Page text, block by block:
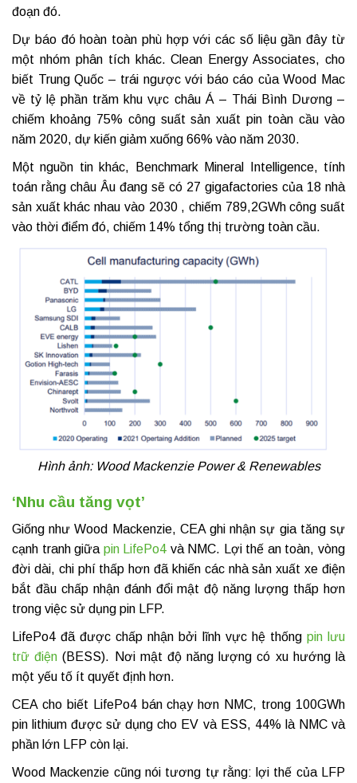
đoạn đó.
Dự báo đó hoàn toàn phù hợp với các số liệu gần đây từ
một nhóm phân tích khác. Clean Energy Associates, cho
biết Trung Quốc – trái ngược với báo cáo của Wood Mac
về tỷ lệ phần trăm khu vực châu Á – Thái Bình Dương –
chiếm khoảng 75% công suất sản xuất pin toàn cầu vào
năm 2020, dự kiến ​​giảm xuống 66% vào năm 2030.
Một nguồn tin khác, Benchmark Mineral Intelligence, tính
toán rằng châu Âu đang sẽ có 27 gigafactories của 18 nhà
sản xuất khác nhau vào 2030 , chiếm 789,2GWh công suất
vào thời điểm đó, chiếm 14% tổng thị trường toàn cầu.
Hình ảnh: Wood Mackenzie Power & Renewables
‘Nhu cầu tăng vọt’
Giống như Wood Mackenzie, CEA ghi nhận sự gia tăng sự
cạnh tranh giữa pin LifePo4 và NMC. Lợi thế an toàn, vòng
đời dài, chi phí thấp hơn đã khiến các nhà sản xuất xe điện
bắt đầu chấp nhận đánh đổi mật độ năng lượng thấp hơn
trong việc sử dụng pin LFP.
LifePo4 đã được chấp nhận bởi lĩnh vực hệ thống pin lưu
trữ điện (BESS). Nơi mật độ năng lượng có xu hướng là
một yếu tố ít quyết định hơn.
CEA cho biết LifePo4 bán chạy hơn NMC, trong 100GWh
pin lithium được sử dụng cho EV và ESS, 44% là NMC và
phần lớn LFP còn lại.
Wood Mackenzie cũng nói tương tự rằng: lợi thế của LFP